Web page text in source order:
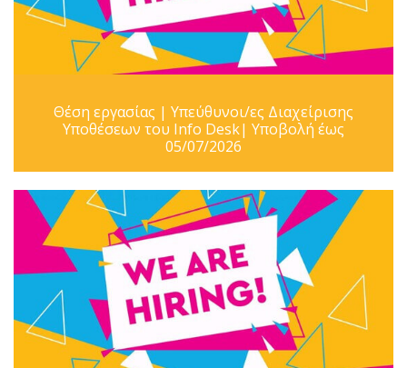
Θέση εργασίας | Υπεύθυνοι/ες Διαχείρισης
Υποθέσεων του Info Desk| Υποβολή έως
05/07/2026